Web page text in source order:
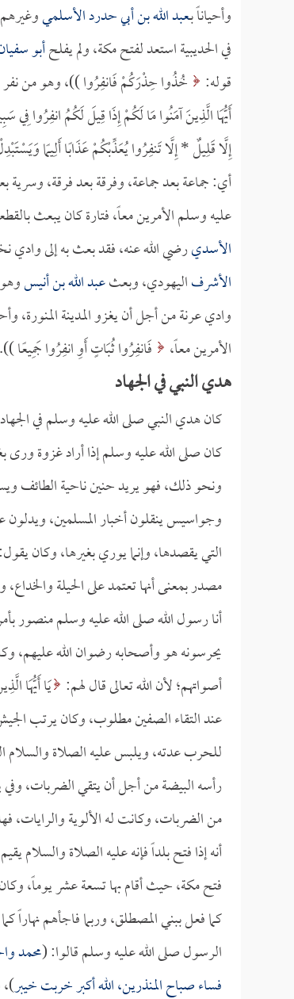
وأحياناً بـعبد الله بن أبي حدرد الأسلمي
في الحديبية استعد لفتح مكة، ولم يفلحأبو
قوله:
خُذُوا حِذْرَكُمْ فَانفِرُوا ))، وهو من نفر
أَيُّهَا الَّذِينَ آمَنُوا مَا لَكُمْ إِذَا قِيلَ لَكُمُ انفِرُوا فِي
إِلَّا قَلِيلٌ *إِلَّا تَنفِرُوا يُعَذِّبْكُمْ عَذَابًا أَلِيمًا
أي: جماعة بعد جماعة، وفرقة بعد فرقة، وسرية
عليه وسلم الأمرين معاً، فتارة كان يبعث
الأسديرضي الله عنه، فقد بعث به إلى وادي
الأشرفاليهودي، وبعثعبد الله بن أنيس
وادي عرنة من أجل أن يغزو المدينة المنورة،
الأمرين معاً،
فَانفِرُوا ثُبَاتٍ أَوِ انفِرُوا جَمِيعًا )).
هدي النبي في الجهاد
كان هدي النبي صلى الله عليه وسلم في
كان صلى الله عليه وسلم إذا أراد غزوة
ونحو ذلك، فهو يريد حنين ناحية الطائف
وجواسيس ينقلون أخبار المسلمين،
التي يقصدها، وإنما يوري بغيرها، وكان
مصدر بمعنى أنها تعتمد على الحيلة
أنا رسول الله صلى الله عليه وسلم منصور
يحرسونه هو وأصحابه رضوان الله عليهم،
أصواتهم؛ لأن الله تعالى قال لهم: يَا أَيُّهَا
عند التقاء الصفين مطلوب، وكان يرتب
للحرب عدته، ويلبس عليه الصلاة
رأسه البيضة من أجل أن يتقي الضربات،
من الضربات، وكانت له الألوية والرايات،
أنه إذا فتح بلداً فإنه عليه الصلاة والسلام
فتح مكة، حيث أقام بها تسعة عشر يوماً، وكان
كما فعل ببني المصطلق، وربما فاجأهم
الرسول صلى الله عليه وسلم قالوا: (محمد
فساء صباح المنذرين، الله أكبر خربت خيبر